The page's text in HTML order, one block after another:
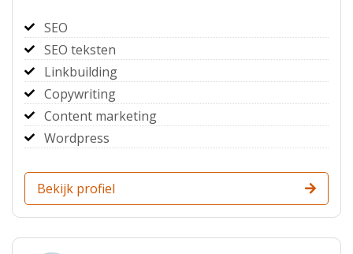
SEO
SEO teksten
Linkbuilding
Copywriting
Content marketing
Wordpress
Bekijk profiel